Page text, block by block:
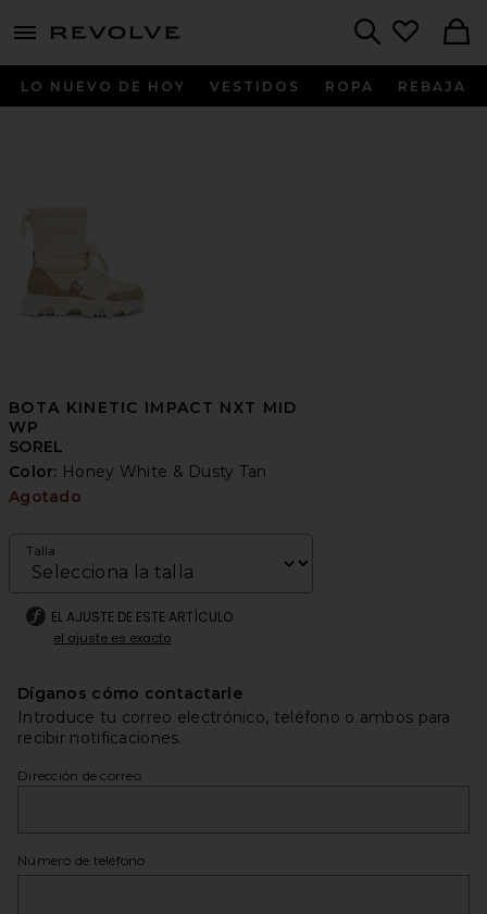
menu - shows more content
LO NUEVO DE HOY VESTIDOS ROPA REBAJA
BOTA KINETIC IMPACT NXT MID
WP
SOREL
Color: Honey White & Dusty Tan
Agotado
Talla
EL AJUSTE DE ESTE ARTÍCULO
el ajuste es exacto
Díganos cómo contactarle
Introduce tu correo electrónico, teléfono o ambos para
recibir notificaciones.
Dirección de correo
Número de teléfono